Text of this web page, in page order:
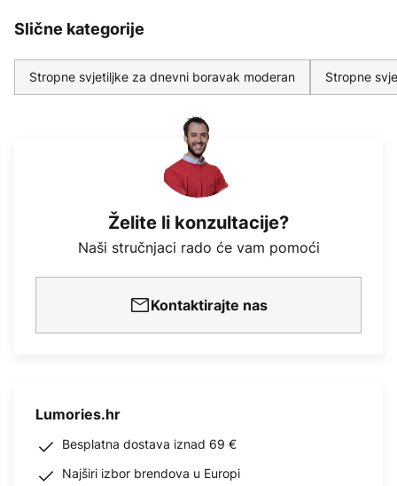
Slične kategorije
Stropne svjetiljke za dnevni boravak moderan Stropne
Želite li konzultacije?
Naši stručnjaci rado će vam pomoći
Kontaktirajte nas
Lumories.hr
Besplatna dostava iznad 69 €
Najširi izbor brendova u Europi